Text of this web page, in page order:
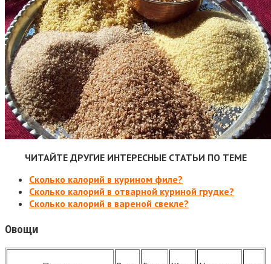
ЧИТАЙТЕ ДРУГИЕ ИНТЕРЕСНЫЕ СТАТЬИ ПО ТЕМЕ
Сколько калорий в курином филе?
Сколько калорий в отварной куриной грудке?
Сколько калорий в вареной свекле?
Овощи